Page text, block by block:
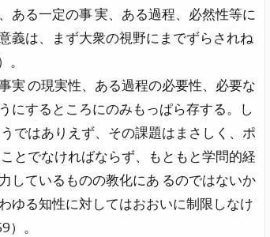
ある一定の事 実、ある過程、必然性等に
義は、まず大衆の視野にまでずらされね
実 の現実性、ある過程の必要性、必要な
にするところにのみもっぱら存する。し
ではありえず、その課題はまさしく、ポ
とでなければならず、もともと学問的経
しているものの教化にあ るのではないか
ゆる知性に対してはおおいに制限しなけ
。